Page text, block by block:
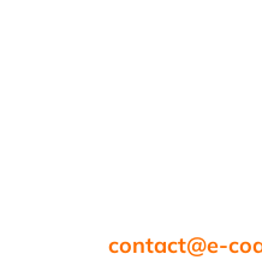
contact@e-